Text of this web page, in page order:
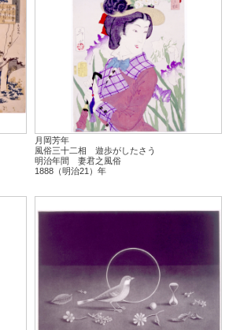
月岡芳年
風俗三十二相 遊歩がしたさう
明治年間 妻君之風俗
1888（明治21）年